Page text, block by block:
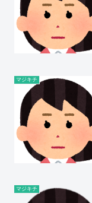
マジキチ
マジキチ